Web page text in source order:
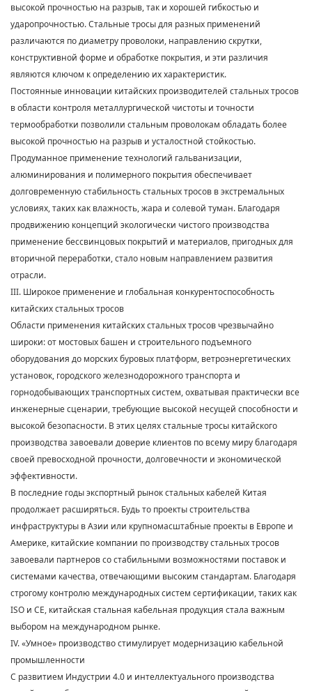
высокой прочностью на разрыв, так и хорошей гибкостью и
ударопрочностью. Стальные тросы для разных применений
различаются по диаметру проволоки, направлению скрутки,
конструктивной форме и обработке покрытия, и эти различия
являются ключом к определению их характеристик.
Постоянные инновации китайских производителей стальных тросов
в области контроля металлургической чистоты и точности
термообработки позволили стальным проволокам обладать более
высокой прочностью на разрыв и усталостной стойкостью.
Продуманное применение технологий гальванизации,
алюминирования и полимерного покрытия обеспечивает
долговременную стабильность стальных тросов в экстремальных
условиях, таких как влажность, жара и солевой туман. Благодаря
продвижению концепций экологически чистого производства
применение бессвинцовых покрытий и материалов, пригодных для
вторичной переработки, стало новым направлением развития
отрасли.
III. Широкое применение и глобальная конкурентоспособность
китайских стальных тросов
Области применения китайских стальных тросов чрезвычайно
широки: от мостовых башен и строительного подъемного
оборудования до морских буровых платформ, ветроэнергетических
установок, городского железнодорожного транспорта и
горнодобывающих транспортных систем, охватывая практически все
инженерные сценарии, требующие высокой несущей способности и
высокой безопасности. В этих целях стальные тросы китайского
производства завоевали доверие клиентов по всему миру благодаря
своей превосходной прочности, долговечности и экономической
эффективности.
В последние годы экспортный рынок стальных кабелей Китая
продолжает расширяться. Будь то проекты строительства
инфраструктуры в Азии или крупномасштабные проекты в Европе и
Америке, китайские компании по производству стальных тросов
завоевали партнеров со стабильными возможностями поставок и
системами качества, отвечающими высоким стандартам. Благодаря
строгому контролю международных систем сертификации, таких как
ISO и CE, китайская стальная кабельная продукция стала важным
выбором на международном рынке.
IV. «Умное» производство стимулирует модернизацию кабельной
промышленности
С развитием Индустрии 4.0 и интеллектуального производства